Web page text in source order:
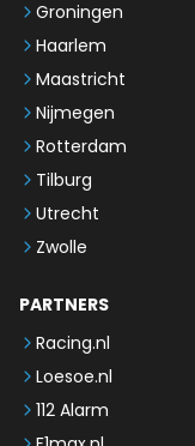
Groningen
Haarlem
Maastricht
Nijmegen
Rotterdam
Tilburg
Utrecht
Zwolle
PARTNERS
Racing.nl
Loesoe.nl
112 Alarm